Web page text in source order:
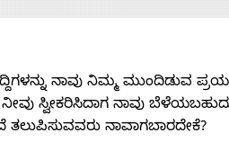
ನಾವು ನಿಮ್ಮ ಮುಂದಿಡುವ
ನೀವು ಸ್ವೀಕರಿಸಿದಾಗ ನಾವು
ನಾವಾಗಬಾರದೇಕೆ?